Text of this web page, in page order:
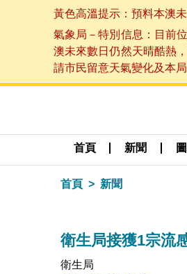
黃色高溫提示：預料本澳
氣象局－特別信息：目前
澳未來數日仍然天晴酷熱
請市民留意天氣變化及本
首頁 新聞
首頁 新聞
衛生局接獲1宗流
衛生局